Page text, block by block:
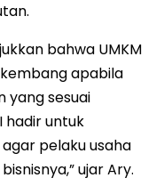
bahwa UMKM
apabila
yang sesuai
hadir untuk
pelaku usaha
ujar Ary.